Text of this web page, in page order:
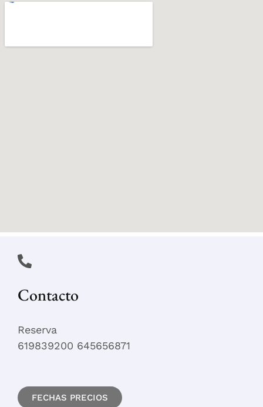
Contacto
Reserva
619839200 645656871
FECHAS PRECIOS